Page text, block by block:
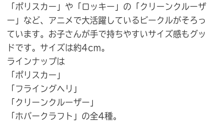
「ポリスカー」や「ロッキー」の「クリーンクルーザ
ー」など、アニメで大活躍しているビークルがそろっ
ています。お子さんが手で持ちやすいサイズ感もグッ
ドです。サイズは約4cm。
ラインナップは
「ポリスカー」
「フライングヘリ」
「クリーンクルーザー」
「ホバークラフト」の全4種。